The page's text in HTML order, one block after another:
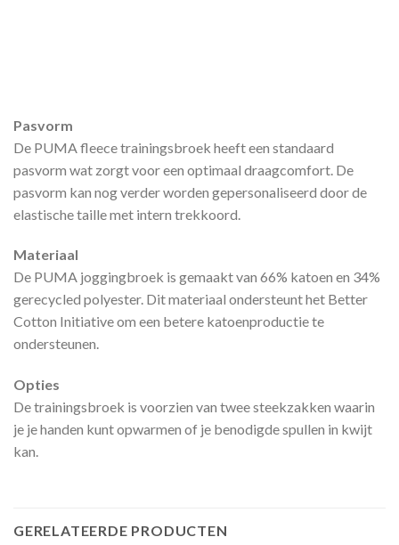
Pasvorm
De PUMA fleece trainingsbroek heeft een standaard
pasvorm wat zorgt voor een optimaal draagcomfort. De
pasvorm kan nog verder worden gepersonaliseerd door de
elastische taille met intern trekkoord.
Materiaal
De PUMA joggingbroek is gemaakt van 66% katoen en 34%
gerecycled polyester. Dit materiaal ondersteunt het Better
Cotton Initiative om een betere katoenproductie te
ondersteunen.
Opties
De trainingsbroek is voorzien van twee steekzakken waarin
je je handen kunt opwarmen of je benodigde spullen in kwijt
kan.
GERELATEERDE PRODUCTEN